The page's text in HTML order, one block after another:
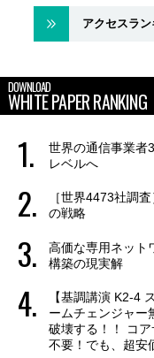
アクセスラ
DOWNLOAD
WHITE PAPER RANKING
世界の通信事業者
レベルへ
［世界4473社調
の戦略
高価な専用ネット
構築の現実解
【基調講演 K2-4
ームチェンジャー
破壊する！！ コ
不要！でも、超